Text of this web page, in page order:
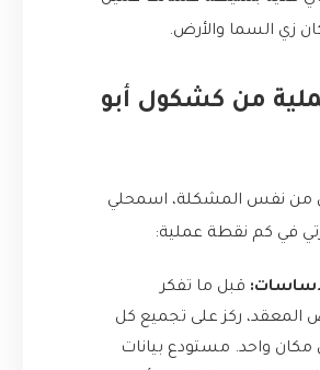
زي السما والأرض.
من كشكول أبو
من نفس المشكلة، اسمحلي
في كم نقطة عملية:
قبل ما تفكر
المعقد، ركز على تجميع كل
مكان واحد. مستودع بيانات